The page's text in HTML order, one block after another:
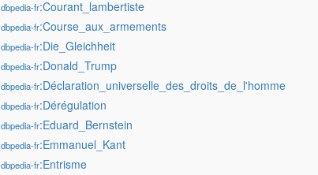
dbpedia-fr:Courant_lambertiste
dbpedia-fr:Course_aux_armements
dbpedia-fr:Die_Gleichheit
dbpedia-fr:Donald_Trump
dbpedia-fr:Déclaration_universelle_des_droits_de_l'homme
dbpedia-fr:Dérégulation
dbpedia-fr:Eduard_Bernstein
dbpedia-fr:Emmanuel_Kant
dbpedia-fr:Entrisme